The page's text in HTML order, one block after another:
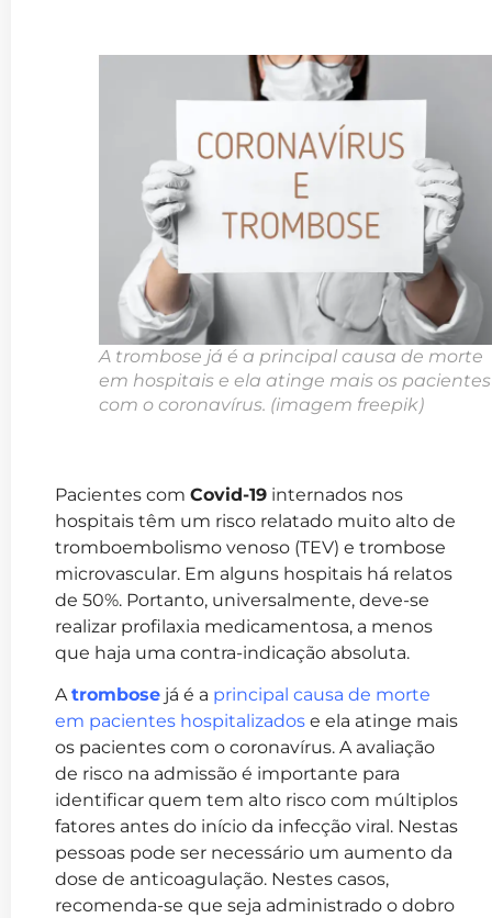
A trombose já é a principal causa de morte
em hospitais e ela atinge mais os pacientes
com o coronavírus. (imagem freepik)
Pacientes com Covid-19 internados nos
hospitais têm um risco relatado muito alto de
tromboembolismo venoso (TEV) e trombose
microvascular. Em alguns hospitais há relatos
de 50%. Portanto, universalmente, deve-se
realizar profilaxia medicamentosa, a menos
que haja uma contra-indicação absoluta.
Atrombose já é a principal causa de morte
em pacientes hospitalizados e ela atinge mais
os pacientes com o coronavírus. A avaliação
de risco na admissão é importante para
identificar quem tem alto risco com múltiplos
fatores antes do início da infecção viral. Nestas
pessoas pode ser necessário um aumento da
dose de anticoagulação. Nestes casos,
recomenda-se que seja administrado o dobro